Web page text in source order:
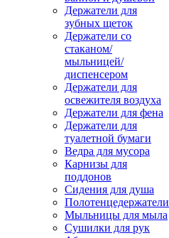
Держатели для
зубных щеток
Держатели со
стаканом/
мыльницей/
диспенсером
Держатели для
освежителя воздуха
Держатели для фена
Держатели для
туалетной бумаги
Ведра для мусора
Карнизы для
поддонов
Сидения для душа
Полотенцедержатели
Мыльницы для мыла
Сушилки для рук